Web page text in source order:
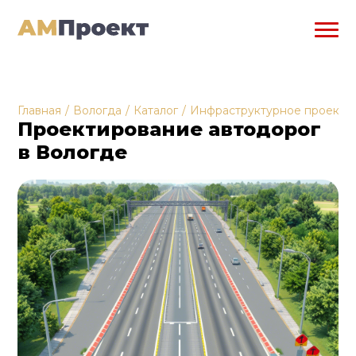
Главная / Вологда / Каталог / Инфраструктурное
Проектирование автодорог
в Вологде